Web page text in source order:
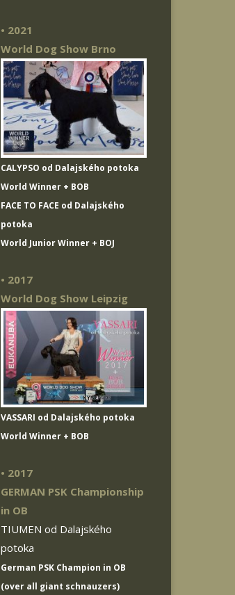
• 2021
World Dog Show Brno
CALYPSO od Dalajského potoka
World Winner + BOB
FACE TO FACE od Dalajského
potoka
World Junior Winner + BOJ
• 2017
World Dog Show Leipzig
VASSARI od Dalajského potoka
World Winner + BOB
• 2017
GERMAN PSK Championship
in OB
TIUMEN od Dalajského
potoka
German PSK Champion in OB
(over all giant schnauzers)